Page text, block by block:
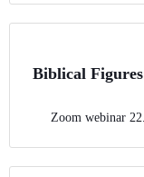
Biblical
Zoom webinar